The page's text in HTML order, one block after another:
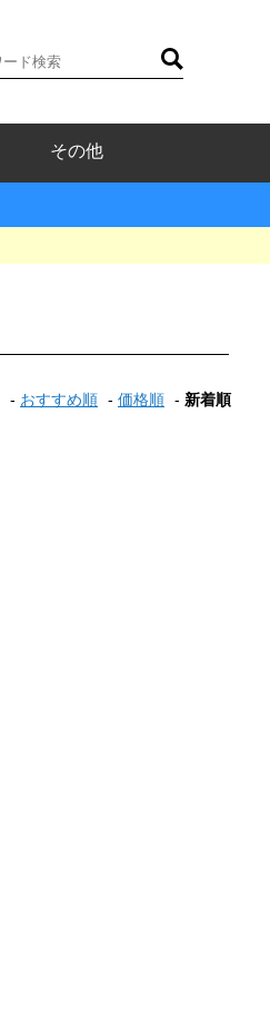
その他
- おすすめ順 - 価格順 - 新着順